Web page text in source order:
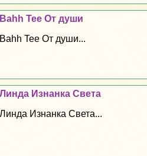
Bahh Tee От души
Bahh Tee От души...
Линда Изнанка Света
Линда Изнанка Света...